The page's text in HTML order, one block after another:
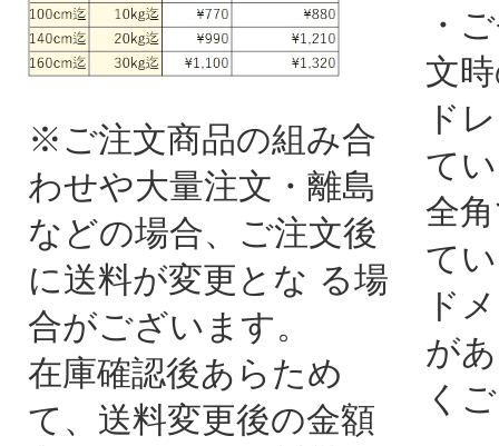
※ご注文商品の組み合
わせや大量注文・離島
などの場合、ご注文後
に送料が変更とな る場
合がございます。
在庫確認後あらため
て、送料変更後の金額
・
文
ド
て
全
て
ド
が
く